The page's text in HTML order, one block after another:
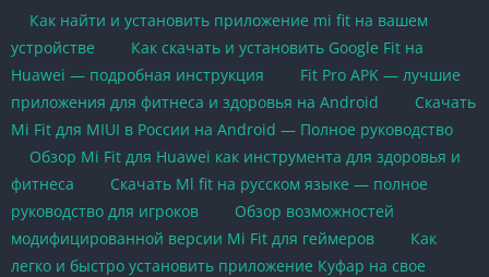
Как найти и установить приложение mi fit на вашем
устройстве
Как скачать и установить Google Fit на
Huawei — подробная инструкция
Fit Pro APK — лучшие
приложения для фитнеса и здоровья на Android
Скачать
Mi Fit для MIUI в России на Android — Полное руководство
Обзор Mi Fit для Huawei как инструмента для здоровья и
фитнеса
Скачать Ml fit на русском языке — полное
руководство для игроков
Обзор возможностей
модифицированной версии Mi Fit для геймеров
Как
легко и быстро установить приложение Куфар на свое